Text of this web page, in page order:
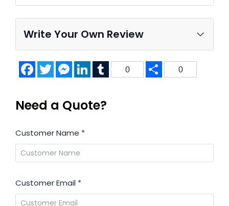
Write Your Own Review
FacebookTwitterMessenger
LinkedInTumblr
0 Share
0
Need a Quote?
Customer Name *
Customer Email *